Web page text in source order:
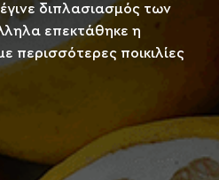
διπλασιασμός των
επεκτάθηκε η
περισσότερες ποικιλίες